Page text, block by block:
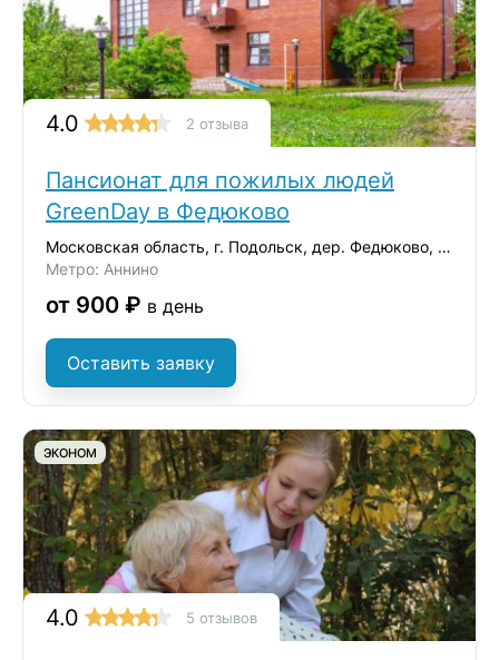
4.0 2 отзыва
Пансионат для пожилых людей
GreenDay в Федюково
Московская область, г. Подольск, дер. Федюково, ул. Зеленая
Метро: Аннино
от 900 ₽ в день
Оставить заявку
ЭКОНОМ
4.0 5 отзывов